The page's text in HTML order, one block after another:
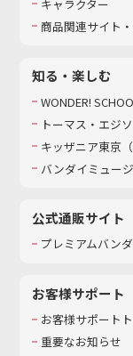
キャラクター
商品関連サイト
知る・楽しむ
WONDER!
トーマス・エジ
キッザニア東京
バンダイミュー
公式通販サイト
プレミアムバン
お客様サポート
お客様サポート
重要なお知らせ